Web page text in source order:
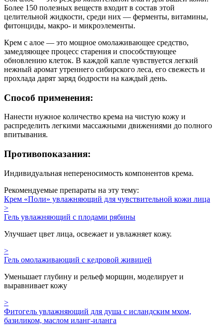
Более 150 полезных веществ входит в состав этой
целительной жидкости, среди них — ферменты, витамины,
фитонциды, макро- и микроэлементы.
Крем с алое — это мощное омолаживающее средство,
замедляющее процесс старения и способствующее
обновлению клеток. В каждой капле чувствуется легкий
нежный аромат утреннего сибирского леса, его свежесть и
прохлада дарят заряд бодрости на каждый день.
Способ применения:
Нанести нужное количество крема на чистую кожу и
распределить легкими массажными движениями до полного
впитывания.
Противопоказания:
Индивидуальная непереносимость компонентов крема.
Рекомендуемые препараты на эту тему:
Крем «Поли» увлажняющий для чувствительной кожи лица
>
Гель увлажняющий с плодами рябины
Улучшает цвет лица, освежает и увлажняет кожу.
>
Гель омолаживающий с кедровой живицей
Уменьшает глубину и рельеф морщин, моделирует и
выравнивает кожу
>
Фитогель увлажняющий для душа с исландским мхом,
базиликом, маслом иланг-иланга